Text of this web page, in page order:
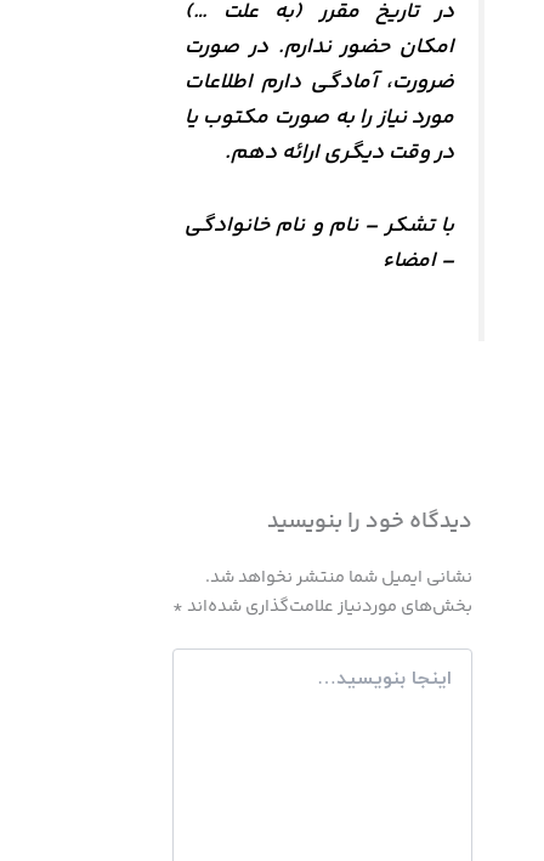
در تاریخ مقرر (به علت …)
امکان حضور ندارم. در صورت
ضرورت، آمادگی دارم اطلاعات
مورد نیاز را به صورت مکتوب یا
در وقت دیگری ارائه دهم.
با تشکر – نام و نام خانوادگی
– امضاء
دیدگاه‌ خود را بنویسید
نشانی ایمیل شما منتشر نخواهد شد.
بخش‌های موردنیاز علامت‌گذاری شده‌اند *
اینجا
بنویسید…